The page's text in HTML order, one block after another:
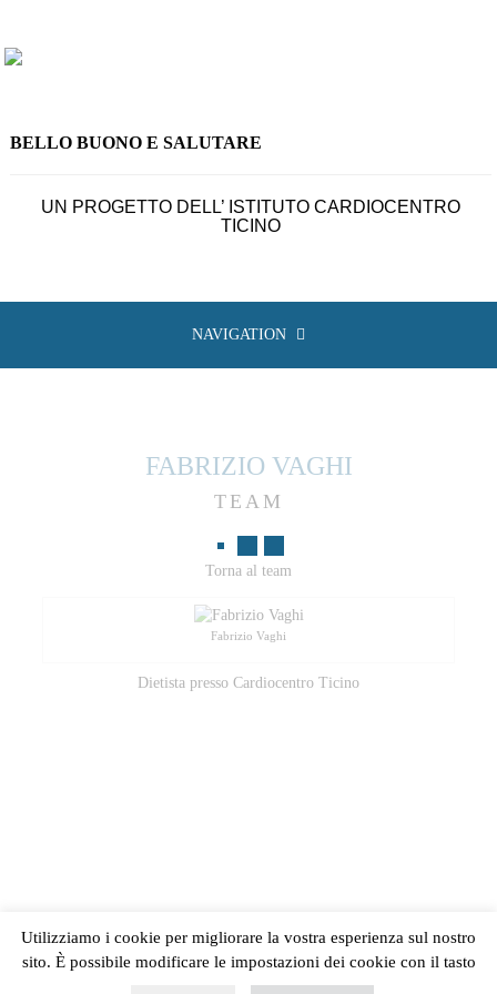
BELLO BUONO E SALUTARE
UN PROGETTO DELL’ ISTITUTO CARDIOCENTRO
TICINO
NAVIGATION
FABRIZIO VAGHI
TEAM
Torna al team
Fabrizio Vaghi
Dietista presso Cardiocentro Ticino
Utilizziamo i cookie per migliorare la vostra esperienza sul nostro
sito. È possibile modificare le impostazioni dei cookie con il tasto